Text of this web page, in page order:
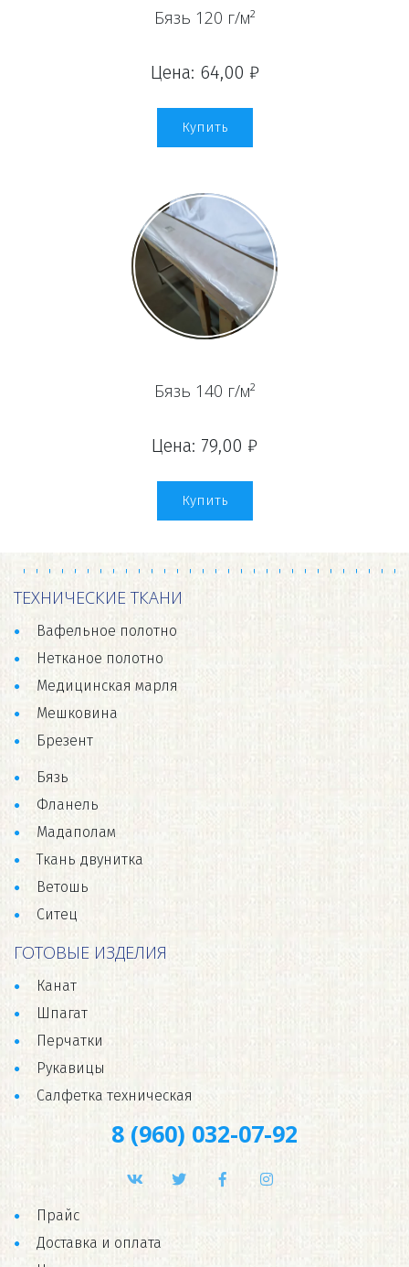
Бязь 120 г/м²
Цена: 64,00 ₽
Купить
Бязь 140 г/м²
Цена: 79,00 ₽
Купить
ТЕХНИЧЕСКИЕ ТКАНИ
Вафельное полотно
Нетканое полотно
Медицинская марля
Мешковина
Брезент
Бязь
Фланель
Мадаполам
Ткань двунитка
Ветошь
Ситец
ГОТОВЫЕ ИЗДЕЛИЯ
Канат
Шпагат
Перчатки
Рукавицы
Салфетка техническая
8 (960) 032-07-92
Прайс
Доставка и оплата